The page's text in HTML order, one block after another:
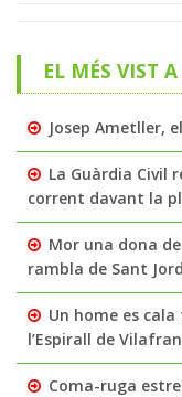
EL MÉS VIST
Josep Ametller,
La Guàrdia Civil
corrent davant la
Mor una dona
rambla de Sant
Un home es
l’Espirall de
Coma-ruga